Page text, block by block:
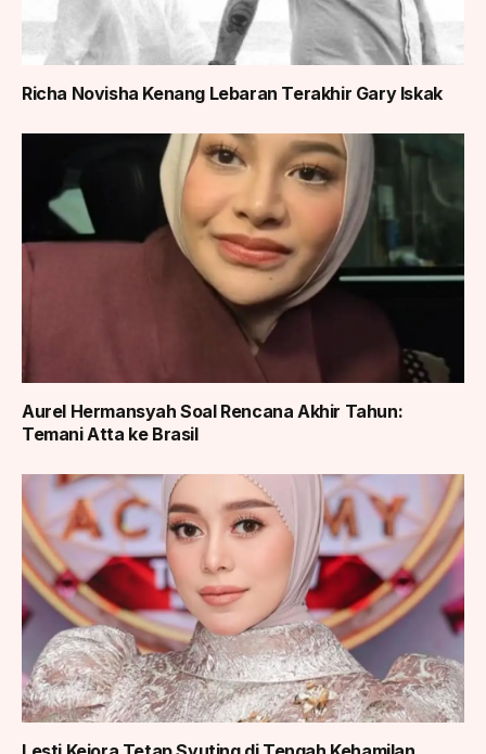
Richa Novisha Kenang Lebaran Terakhir Gary Iskak
Aurel Hermansyah Soal Rencana Akhir Tahun:
Temani Atta ke Brasil